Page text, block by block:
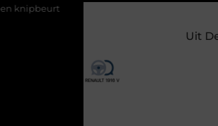
Barbecuevlees bestellen voor een
Uit